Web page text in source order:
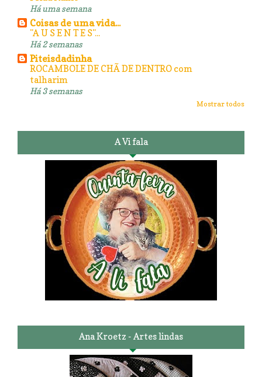
Há uma semana
Coisas de uma vida...
"A U S E N T E S"...
Há 2 semanas
Piteisdadinha
ROCAMBOLE DE CHÃ DE DENTRO com
talharim
Há 3 semanas
Mostrar todos
A Vi fala
Ana Kroetz - Artes lindas